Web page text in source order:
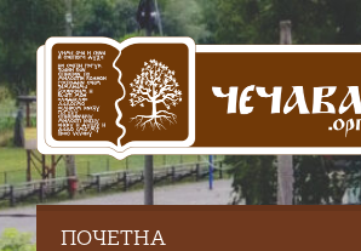
Skip
content
Skip
left
sidebar
Skip
right
sidebar
Skip
footer
ПOЧЕТНА